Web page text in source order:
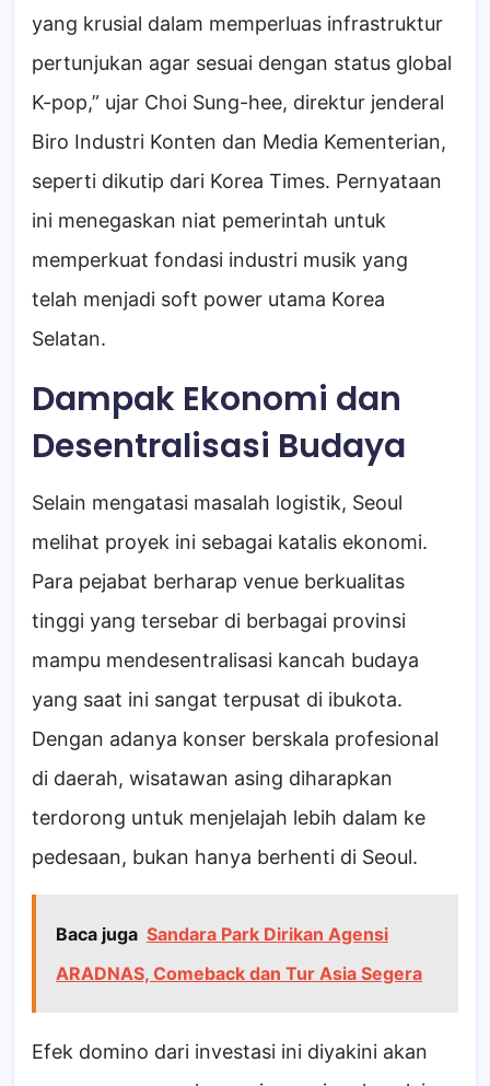
yang krusial dalam memperluas infrastruktur
pertunjukan agar sesuai dengan status global
K-pop,” ujar Choi Sung-hee, direktur jenderal
Biro Industri Konten dan Media Kementerian,
seperti dikutip dari Korea Times. Pernyataan
ini menegaskan niat pemerintah untuk
memperkuat fondasi industri musik yang
telah menjadi soft power utama Korea
Selatan.
Dampak Ekonomi dan
Desentralisasi Budaya
Selain mengatasi masalah logistik, Seoul
melihat proyek ini sebagai katalis ekonomi.
Para pejabat berharap venue berkualitas
tinggi yang tersebar di berbagai provinsi
mampu mendesentralisasi kancah budaya
yang saat ini sangat terpusat di ibukota.
Dengan adanya konser berskala profesional
di daerah, wisatawan asing diharapkan
terdorong untuk menjelajah lebih dalam ke
pedesaan, bukan hanya berhenti di Seoul.
Baca juga Sandara Park Dirikan Agensi
ARADNAS, Comeback dan Tur Asia Segera
Efek domino dari investasi ini diyakini akan